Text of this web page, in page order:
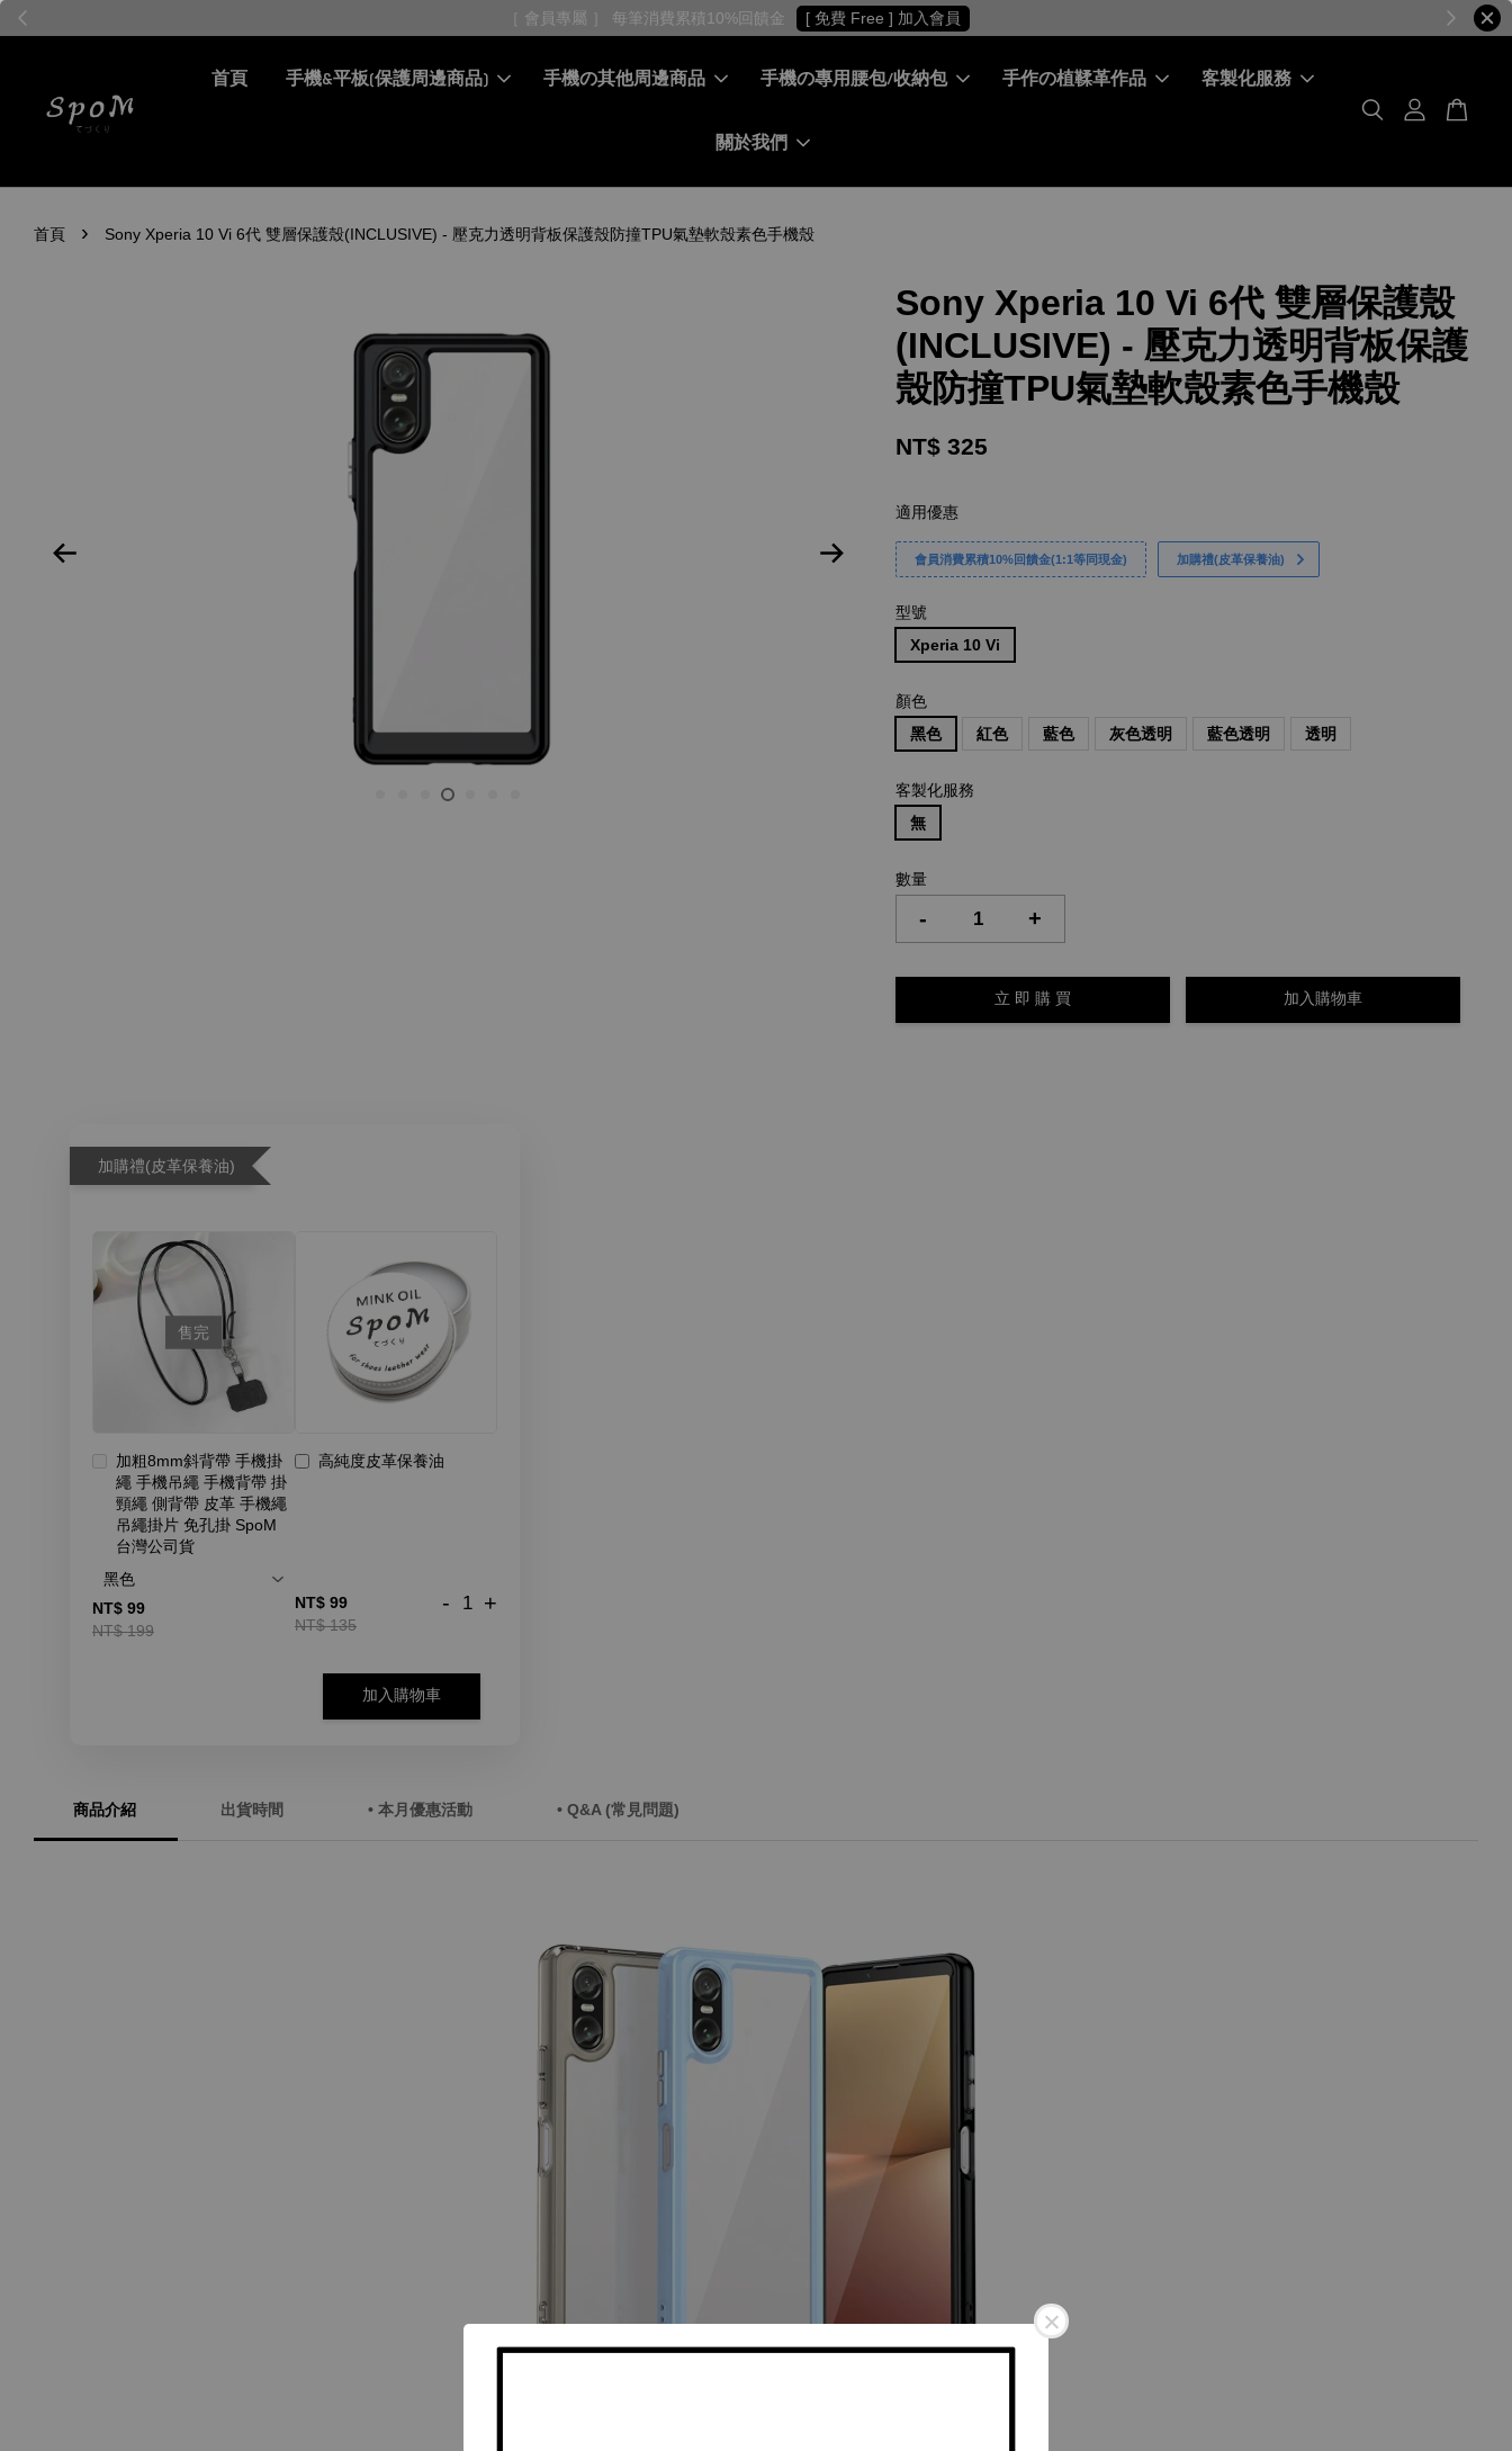
［ 會員專屬 ］ 每筆消費累積10%回饋金 [ 免費 Free ] 加入會員
首頁 手機&平板(保護周邊商品) 手機の其他周邊商品 手機の專用腰包/收納包 手作の植鞣革作品 客製化服務
關於我們
首頁 › Sony Xperia 10 Vi 6代 雙層保護殼(INCLUSIVE) - 壓克力透明背板保護殼防撞TPU氣墊軟殼素色手機殼
Sony Xperia 10 Vi 6代 雙層保護殼
(INCLUSIVE) - 壓克力透明背板保護
殼防撞TPU氣墊軟殼素色手機殼
NT$ 325
適用優惠
會員消費累積10%回饋金(1:1等同現金) 加購禮(皮革保養油)
型號
Xperia 10 Vi
顏色
黑色
紅色 藍色 灰色透明 藍色透明 透明
客製化服務
無
數量
- +
立 即 購 買 加入購物車
加購禮(皮革保養油)
售完
加粗8mm斜背帶 手機掛
繩 手機吊繩 手機背帶 掛
頸繩 側背帶 皮革 手機繩
吊繩掛片 免孔掛 SpoM
台灣公司貨
NT$ 99
NT$ 199
高純度皮革保養油
NT$ 99
NT$ 135
- +
加入購物車
商品介紹 出貨時間 • 本月優惠活動 • Q&A (常見問題)